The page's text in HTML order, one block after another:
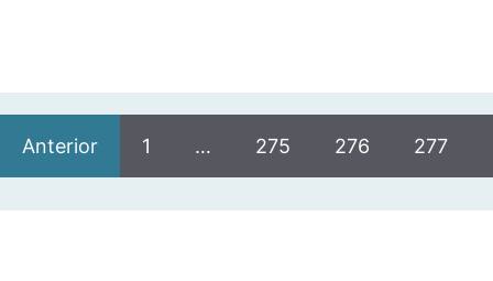
Anterior 1 … 275 276 277